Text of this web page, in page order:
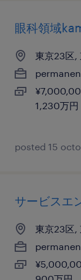
眼科領域
東京23区,
1,230万円
posted 15
サービスエ
東京23区,